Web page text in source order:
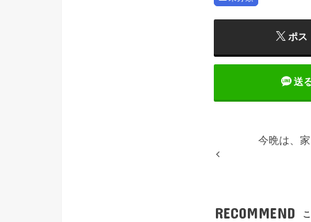
ポス
送
今晩は、
RECOMMEND